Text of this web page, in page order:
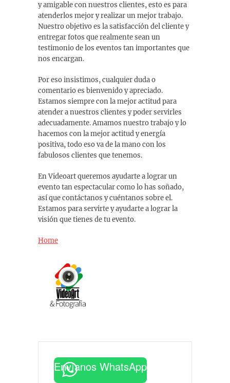
y amigable con nuestros clientes, esto es para
atenderlos mejor y realizar un mejor trabajo.
Nuestro objetivo es la satisfacción del cliente y
entregar fotos que realmente sean un
testimonio de los eventos tan importantes que
nos encargan.
Por eso insistimos, cualquier duda o
comentario es bienvenido y apreciado.
Estamos siempre con la mejor actitud para
atender a nuestros clientes y poder servirles
adecuadamente. Amamos nuestro trabajo y lo
hacemos con la mejor actitud y energía
positiva, todo eso va de la mano con los
fabulosos clientes que tenemos.
En Videoart queremos ayudarte a lograr un
evento tan espectacular como lo has soñado,
así que contáctanos y cuéntanos sobre el.
Estamos para servirte y ayudarte a lograr la
visión que tienes de tu evento.
Home
Envíanos WhatsApp